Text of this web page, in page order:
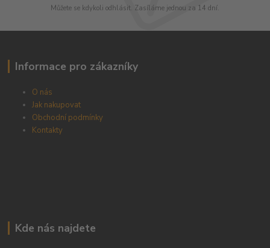
Můžete se kdykoli odhlásit. Zasíláme jednou za 14 dní.
Informace pro zákazníky
O nás
Jak nakupovat
Obchodní podmínky
Kontakty
Kde nás najdete